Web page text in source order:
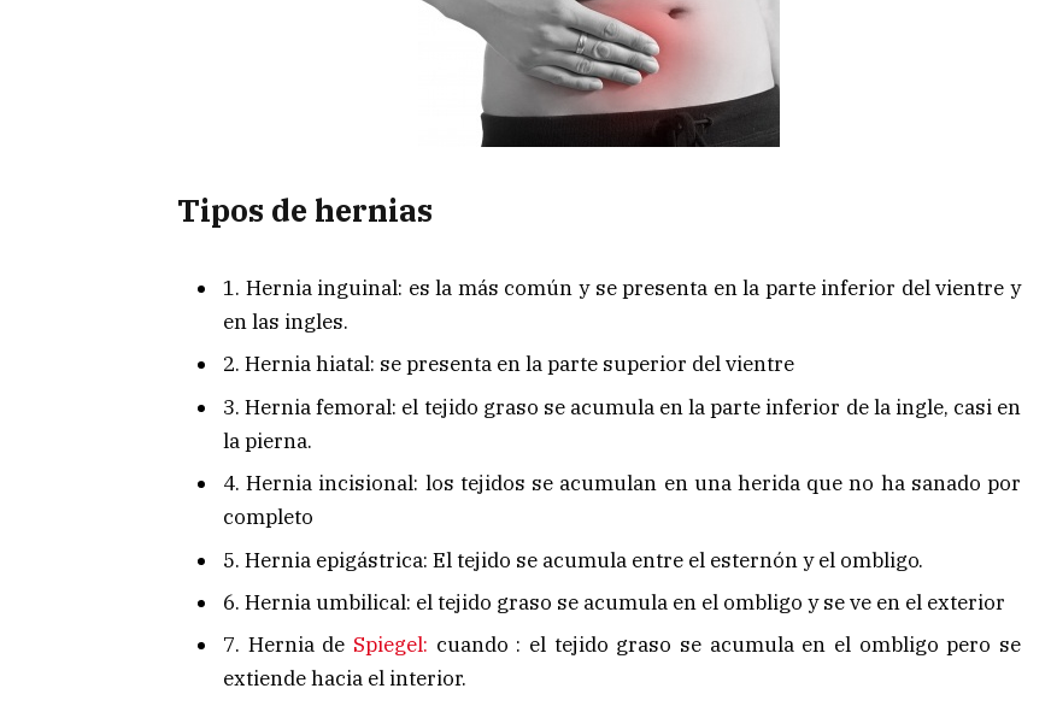
Tipos de hernias
1. Hernia inguinal: es la más común y se presenta en la parte inferior del vientre y
en las ingles.
2. Hernia hiatal: se presenta en la parte superior del vientre
3. Hernia femoral: el tejido graso se acumula en la parte inferior de la ingle, casi en
la pierna.
4. Hernia incisional: los tejidos se acumulan en una herida que no ha sanado por
completo
5. Hernia epigástrica: El tejido se acumula entre el esternón y el ombligo.
6. Hernia umbilical: el tejido graso se acumula en el ombligo y se ve en el exterior
7. Hernia de Spiegel: cuando : el tejido graso se acumula en el ombligo pero se
extiende hacia el interior.